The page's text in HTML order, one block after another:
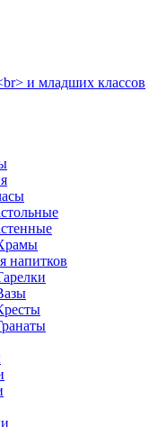
и младших классов
напитков